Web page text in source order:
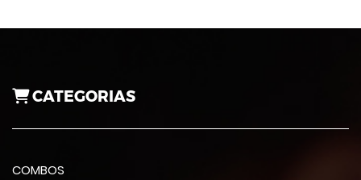
CATEGORIAS
COMBOS